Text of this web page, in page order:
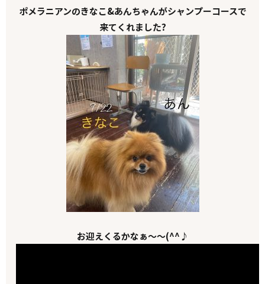
ポメラニアンのきなこ&あんちゃんがシャンプーコースで
来てくれました?
お迎えくるかなぁ～～(^^♪